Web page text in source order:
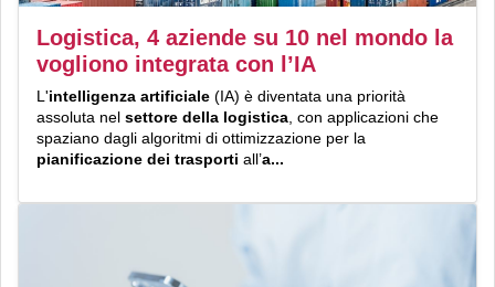
Logistica, 4 aziende su 10 nel mondo la
vogliono integrata con l’IA
L'intelligenza artificiale (IA) è diventata una priorità
assoluta nel settore della logistica , con applicazioni che
spaziano dagli algoritmi di ottimizzazione per la
pianificazione dei trasporti all’a...